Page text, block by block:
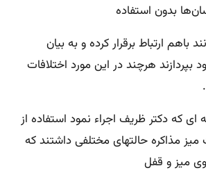
بدون استفاده
باهم ارتباط برقرار کرده و به بیان
بپردازند هرچند در این مورد اختلافات
ای که دکتر ظریف اجراء نمود استفاده از
مذاکره حالتهای مختلفی داشتند که
میز و قفل